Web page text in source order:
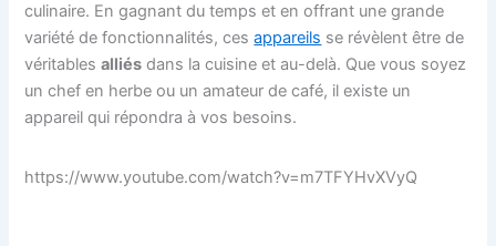
culinaire. En gagnant du temps et en offrant une grande
variété de fonctionnalités, cesappareils se révèlent être de
véritablesalliés dans la cuisine et au-delà. Que vous soyez
un chef en herbe ou un amateur de café, il existe un
appareil qui répondra à vos besoins.
https://www.youtube.com/watch?v=m7TFYHvXVyQ